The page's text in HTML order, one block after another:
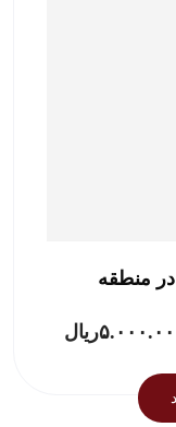
منطقه
ریال